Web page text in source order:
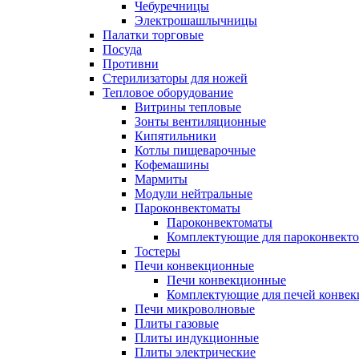
Чебуречницы
Электрошашлычницы
Палатки торговые
Посуда
Противни
Стерилизаторы для ножей
Тепловое оборудование
Витрины тепловые
Зонты вентиляционные
Кипятильники
Котлы пищеварочные
Кофемашины
Мармиты
Модули нейтральные
Пароконвектоматы
Пароконвектоматы
Комплектующие для
Тостеры
Печи конвекционные
Печи конвекционные
Комплектующие для печей
Печи микроволновые
Плиты газовые
Плиты индукционные
Плиты электрические